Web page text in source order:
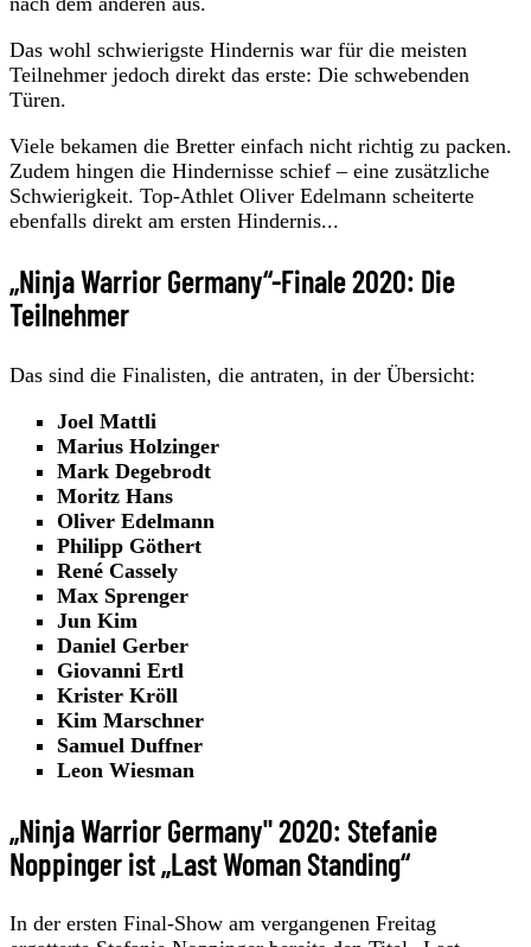
Das wohl schwierigste Hindernis war für die meisten
Teilnehmer jedoch direkt das erste: Die schwebenden
Türen.
Viele bekamen die Bretter einfach nicht richtig zu packen.
Zudem hingen die Hindernisse schief – eine zusätzliche
Schwierigkeit. Top-Athlet Oliver Edelmann scheiterte
ebenfalls direkt am ersten Hindernis...
„Ninja Warrior Germany“-Finale 2020: Die
Teilnehmer
Das sind die Finalisten, die antraten, in der Übersicht:
Joel Mattli
Marius Holzinger
Mark Degebrodt
Moritz Hans
Oliver Edelmann
Philipp Göthert
René Cassely
Max Sprenger
Jun Kim
Daniel Gerber
Giovanni Ertl
Krister Kröll
Kim Marschner
Samuel Duffner
Leon Wiesman
„Ninja Warrior Germany" 2020: Stefanie
Noppinger ist „Last Woman Standing“
In der ersten Final-Show am vergangenen Freitag